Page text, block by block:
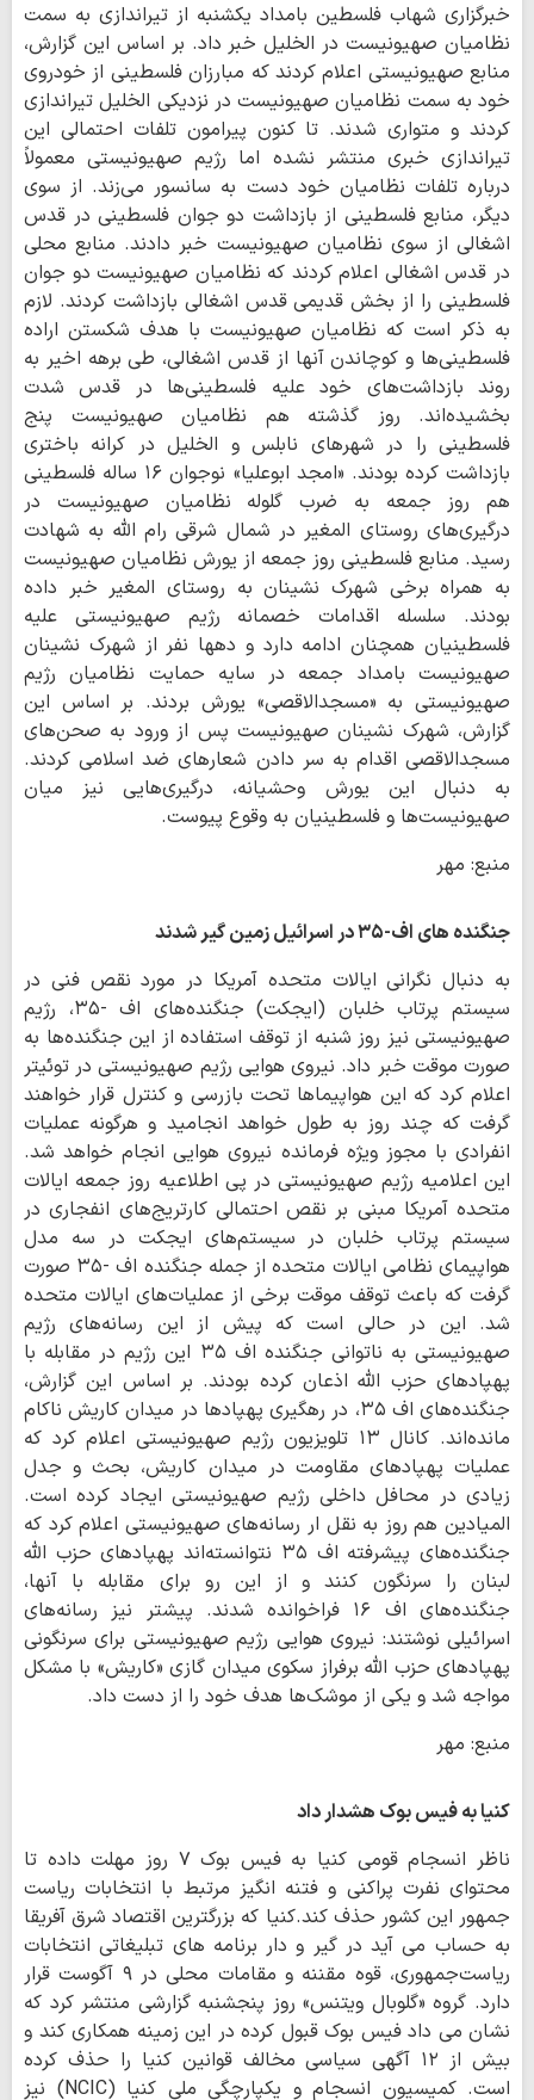
خبرگزاری شهاب فلسطین بامداد یکشنبه از تیراندازی به سمت
نظامیان صهیونیست در الخلیل خبر داد. بر اساس این گزارش،
منابع صهیونیستی اعلام کردند که مبارزان فلسطینی از خودروی
خود به سمت نظامیان صهیونیست در نزدیکی الخلیل تیراندازی
کردند و متواری شدند. تا کنون پیرامون تلفات احتمالی این
تیراندازی خبری منتشر نشده اما رژیم صهیونیستی معمولاً
درباره تلفات نظامیان خود دست به سانسور می‌زند. از سوی
دیگر، منابع فلسطینی از بازداشت دو جوان فلسطینی در قدس
اشغالی از سوی نظامیان صهیونیست خبر دادند. منابع محلی
در قدس اشغالی اعلام کردند که نظامیان صهیونیست دو جوان
فلسطینی را از بخش قدیمی قدس اشغالی بازداشت کردند. لازم
به ذکر است که نظامیان صهیونیست با هدف شکستن اراده
فلسطینی‌ها و کوچاندن آنها از قدس اشغالی، طی برهه اخیر به
روند بازداشت‌های خود علیه فلسطینی‌ها در قدس شدت
بخشیده‌اند. روز گذشته هم نظامیان صهیونیست پنج
فلسطینی را در شهرهای نابلس و الخلیل در کرانه باختری
بازداشت کرده بودند. «امجد ابوعلیا» نوجوان ۱۶ ساله فلسطینی
هم روز جمعه به ضرب گلوله نظامیان صهیونیست در
درگیری‌های روستای المغیر در شمال شرقی رام الله به شهادت
رسید. منابع فلسطینی روز جمعه از یورش نظامیان صهیونیست
به همراه برخی شهرک نشینان به روستای المغیر خبر داده
بودند. سلسله اقدامات خصمانه رژیم صهیونیستی علیه
فلسطینیان همچنان ادامه دارد و دهها نفر از شهرک نشینان
صهیونیست بامداد جمعه در سایه حمایت نظامیان رژیم
صهیونیستی به «مسجدالاقصی» یورش بردند. بر اساس این
گزارش، شهرک نشینان صهیونیست پس از ورود به صحن‌های
مسجدالاقصی اقدام به سر دادن شعارهای ضد اسلامی کردند.
به دنبال این یورش وحشیانه، درگیری‌هایی نیز میان
صهیونیست‌ها و فلسطینیان به وقوع پیوست.
منبع: مهر
جنگنده های اف-۳۵ در اسرائیل زمین گیر شدند
به دنبال نگرانی ایالات متحده آمریکا در مورد نقص فنی در
سیستم پرتاب خلبان (ایجکت) جنگنده‌های اف -۳۵، رژیم
صهیونیستی نیز روز شنبه از توقف استفاده از این جنگنده‌ها به
صورت موقت خبر داد. نیروی هوایی رژیم صهیونیستی در توئیتر
اعلام کرد که این هواپیماها تحت بازرسی و کنترل قرار خواهند
گرفت که چند روز به طول خواهد انجامید و هرگونه عملیات
انفرادی با مجوز ویژه فرمانده نیروی هوایی انجام خواهد شد.
این اعلامیه رژیم صهیونیستی در پی اطلاعیه روز جمعه ایالات
متحده آمریکا مبنی بر نقص احتمالی کارتریج‌های انفجاری در
سیستم پرتاب خلبان در سیستم‌های ایجکت در سه مدل
هواپیمای نظامی ایالات متحده از جمله جنگنده اف -۳۵ صورت
گرفت که باعث توقف موقت برخی از عملیات‌های ایالات متحده
شد. این در حالی است که پیش از این رسانه‌های رژیم
صهیونیستی به ناتوانی جنگنده اف ۳۵ این رژیم در مقابله با
پهپادهای حزب الله اذعان کرده بودند. بر اساس این گزارش،
جنگنده‌های اف ۳۵، در رهگیری پهپادها در میدان کاریش ناکام
مانده‌اند. کانال ۱۳ تلویزیون رژیم صهیونیستی اعلام کرد که
عملیات پهپادهای مقاومت در میدان کاریش، بحث و جدل
زیادی در محافل داخلی رژیم صهیونیستی ایجاد کرده است.
المیادین هم روز به نقل ار رسانه‌های صهیونیستی اعلام کرد که
جنگنده‌های پیشرفته اف ۳۵ نتوانسته‌اند پهپادهای حزب الله
لبنان را سرنگون کنند و از این رو برای مقابله با آنها،
جنگنده‌های اف ۱۶ فراخوانده شدند. پیشتر نیز رسانه‌های
اسرائیلی نوشتند: نیروی هوایی رژیم صهیونیستی برای سرنگونی
پهپادهای حزب الله برفراز سکوی میدان گازی «کاریش» با مشکل
مواجه شد و یکی از موشک‌ها هدف خود را از دست داد.
منبع: مهر
کنیا به فیس بوک هشدار داد
ناظر انسجام قومی کنیا به فیس بوک ۷ روز مهلت داده تا
محتوای نفرت پراکنی و فتنه انگیز مرتبط با انتخابات ریاست
جمهور این کشور حذف کند.کنیا که بزرگترین اقتصاد شرق آفریقا
به حساب می آید در گیر و دار برنامه های تبلیغاتی انتخابات
ریاست‌جمهوری، قوه مقننه و مقامات محلی در ۹ آگوست قرار
دارد. گروه «گلوبال ویتنس» روز پنجشنبه گزارشی منتشر کرد که
نشان می داد فیس بوک قبول کرده در این زمینه همکاری کند و
بیش از ۱۲ آگهی سیاسی مخالف قوانین کنیا را حذف کرده
است. کمیسیون انسجام و یکپارچگی ملی کنیا (NCIC) نیز